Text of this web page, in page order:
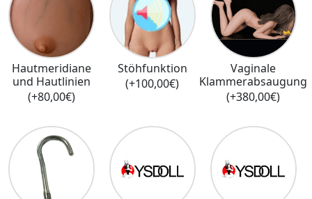
Hautmeridiane
und Hautlinien
(+80,00€)
Stöhfunktion
(+100,00€)
Vaginale
Klammerabsaugung
(+380,00€)